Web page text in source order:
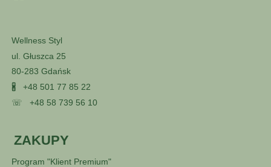
Wellness Styl
ul. Głuszca 25
80-283 Gdańsk
🖁 +48 501 77 85 22
☏ +48 58 739 56 10
ZAKUPY
Program "Klient Premium"